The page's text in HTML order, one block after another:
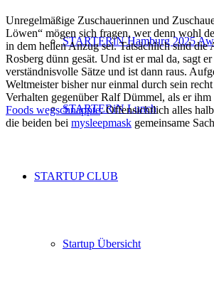
STARTERiN Hamburg 2025
STARTERiN Lunch
STARTUP CLUB
Startup Übersicht
Unregelmäßige Zuschauerinnen und
Löwen“ mögen sich fragen, wer denn wohl
in dem hellen Anzug sei. Tatsächlich sind
Rosberg dünn gesät. Und ist er mal da, sagt
verständnisvolle Sätze und ist dann raus.
Weltmeister bisher nur einmal durch sein
Verhalten gegenüber Ralf Dümmel, als er ihm
Foods wegschnappte. Offensichtlich alles
die beiden bei mysleepmask gemeinsame